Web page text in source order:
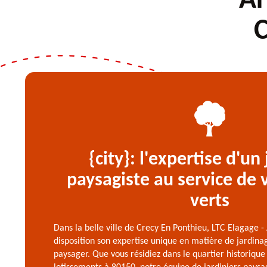
{city}: l'expertise d'un
paysagiste au service de
verts
Dans la belle ville de Crecy En Ponthieu, LTC Elagage
disposition son expertise unique en matière de
paysager. Que vous résidiez dans le quartier